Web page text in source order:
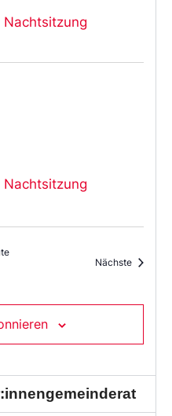
Nachtsitzung
Nachtsitzung
Nächste